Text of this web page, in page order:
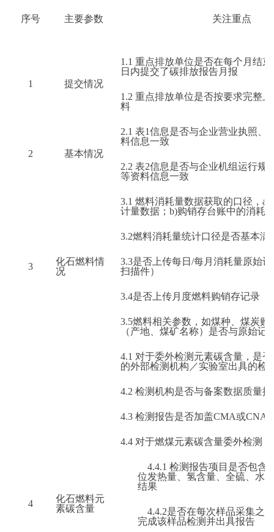
序号 主要参数 关注重点
1 提交情况
1.1 重点排放单位是否在每个月结
日内提交了碳排放报告月报
1.2 重点排放单位是否按要求完整
料
2 基本情况
2.1 表1信息是否与企业营业执照、
料信息一致
2.2 表2信息是否与企业机组运行规
等资料信息一致
3
化石燃料情
况
3.1 燃料消耗量数据获取的口径，a)
计量数据；b)购销存台账中的消耗
3.2燃料消耗量统计口径是否基本满
3.3是否上传每日/每月消耗量原始
扫描件）
3.4是否上传月度燃料购销存记录（
3.5燃料相关参数，如煤种、煤炭购
（产地、煤矿名称） 是否与原始记
4
化石燃料元
素碳含量
4.1 对于委外检测元素碳含量，是
的外部检测机构／实验室出具的检
4.2 检测机构是否与备案数据质量
4.3 检测报告是否加盖CMA或
4.4 对于燃煤元素碳含量委外检测
4.4.1 检测报告项目是否包含
位发热量、氢含量、全硫、水
结果
4.4.2是否在每次样品采集之
完成该样品检测并出具报告